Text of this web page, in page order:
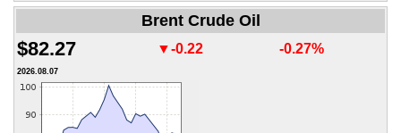
Brent Crude Oil
$82.27 ▼-0.22 -0.27%
2026.08.07